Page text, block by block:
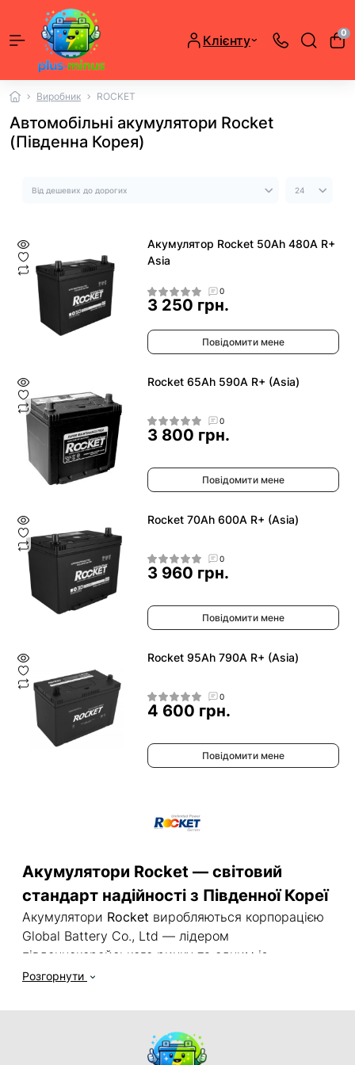
Клієнту 0
Виробник ROCKET
Автомобільні акумулятори Rocket
(Південна Корея)
Акумулятор Rocket 50Ah 480A R+
Asia
0
3 250 грн.
Повідомити мене
Rocket 65Ah 590A R+ (Asia)
0
3 800 грн.
Повідомити мене
Rocket 70Ah 600A R+ (Asia)
0
3 960 грн.
Повідомити мене
Rocket 95Ah 790A R+ (Asia)
0
4 600 грн.
Повідомити мене
Акумулятори Rocket — світовий
стандарт надійності з Південної Кореї
Акумулятори Rocket виробляються корпорацією
Global Battery Co., Ltd — лідером
південнокорейського ринку та одним із
найбільших виробників АКБ у світі. Саме ці
(OEM) для своїх автомобілів такі гіганти, як
Hyundai, KIA, SsangYong та Volkswagen
найкраще підтвердження бездоганної якості та
Розгорнути